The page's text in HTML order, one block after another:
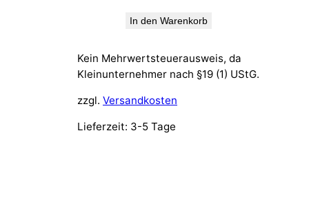
In den Warenkorb
Kein Mehrwertsteuerausweis, da
Kleinunternehmer nach §19 (1) UStG.
zzgl. Versandkosten
Lieferzeit: 3-5 Tage